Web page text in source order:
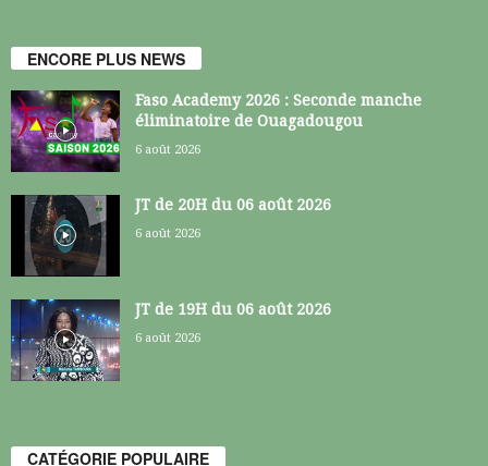
ENCORE PLUS NEWS
Faso Academy 2026 : Seconde manche
éliminatoire de Ouagadougou
6 août 2026
JT de 20H du 06 août 2026
6 août 2026
JT de 19H du 06 août 2026
6 août 2026
CATÉGORIE POPULAIRE